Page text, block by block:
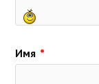
Имя *